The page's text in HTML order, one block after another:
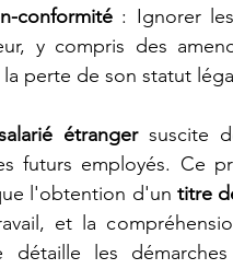
conformité : Ignorer les
y compris des
perte de son statut
étranger suscite
futurs employés. Ce
l'obtention d'un titre
et la
détaille les